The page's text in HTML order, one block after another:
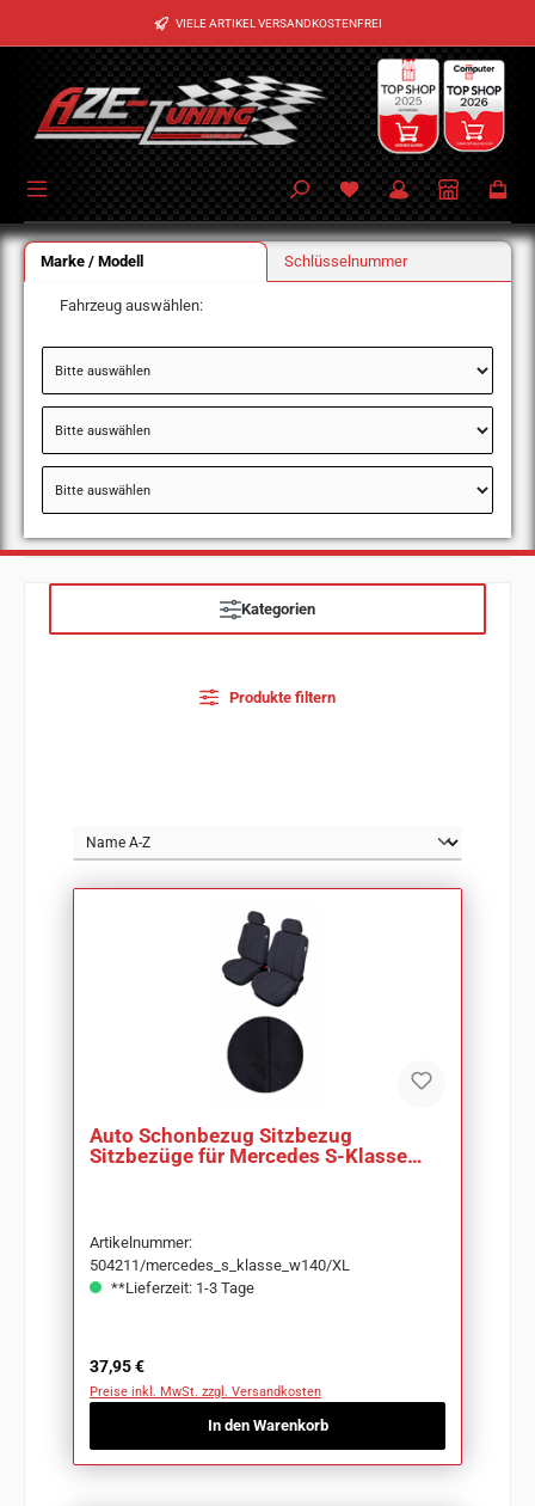
Zum Hauptinhalt springen VIELE ARTIKEL VERSANDKOSTENFREI
Marke / Modell Schlüsselnummer
Fahrzeug auswählen:
Kategorien
Produkte filtern
Auto Schonbezug Sitzbezug
Sitzbezüge für Mercedes S-Klasse
Artikelnummer:
504211/mercedes_s_klasse_w140/XL
**Lieferzeit: 1-3 Tage
Regulärer Preis:
37,95 €
Preise inkl. MwSt. zzgl. Versandkosten
In den Warenkorb